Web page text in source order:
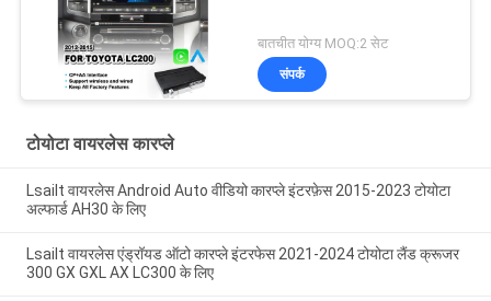
बातचीत योग्य MOQ:2 सेट
संपर्क
टोयोटा वायरलेस कारप्ले
Lsailt वायरलेस Android Auto वीडियो कारप्ले इंटरफ़ेस 2015-2023 टोयोटा
अल्फार्ड AH30 के लिए
Lsailt वायरलेस एंड्रॉयड ऑटो कारप्ले इंटरफेस 2021-2024 टोयोटा लैंड क्रूजर
300 GX GXL AX LC300 के लिए